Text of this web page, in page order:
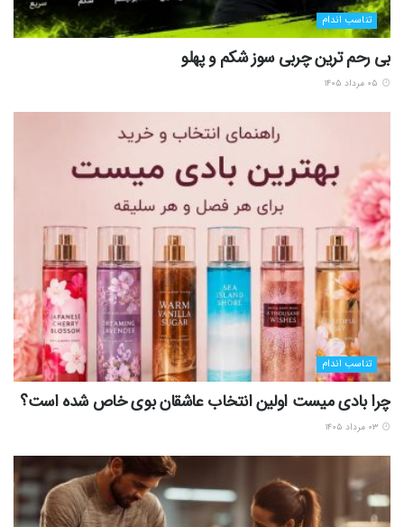
تناسب اندام
بی رحم ترین چربی سوز شکم و پهلو
تناسب اندام
چرا بادی میست اولین انتخاب عاشقان بوی خاص شده است؟